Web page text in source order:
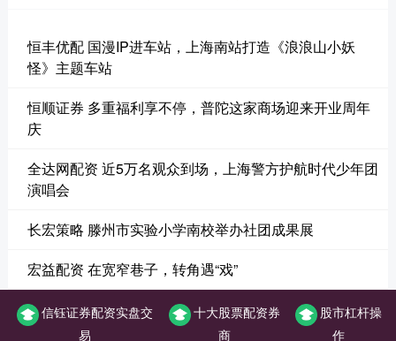
恒丰优配 国漫IP进车站，上海南站打造《浪浪山小妖
怪》主题车站
恒顺证券 多重福利享不停，普陀这家商场迎来开业周年
庆
全达网配资 近5万名观众到场，上海警方护航时代少年团
演唱会
长宏策略 滕州市实验小学南校举办社团成果展
宏益配资 在宽窄巷子，转角遇“戏”
信钰证券配资实盘交
易
十大股票配资券
商
股市杠杆操
作